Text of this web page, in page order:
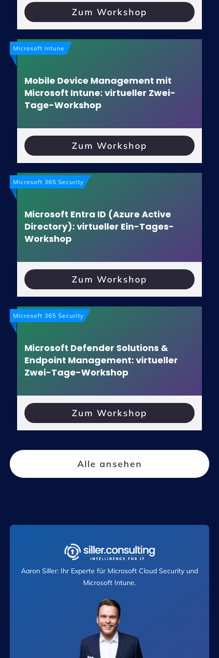
Zum Workshop
Microsoft Intune
Mobile Device Management mit
Microsoft Intune: virtueller Zwei-
Tage-Workshop
Zum Workshop
Microsoft 365 Security
Microsoft Entra ID (Azure Active
Directory): virtueller Ein-Tages-
Workshop
Zum Workshop
Microsoft 365 Security
Microsoft Defender Solutions &
Endpoint Management: virtueller
Zwei-Tage-Workshop
Zum Workshop
Alle ansehen
Aaron Siller: Ihr Experte für Microsoft Cloud Security und
Microsoft Intune.